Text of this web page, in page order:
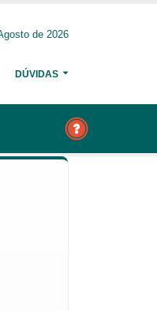
de 2026
DÚVIDAS